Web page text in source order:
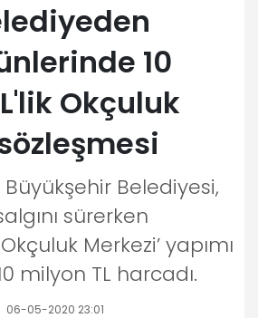
10
Okçuluk
Büyükşehir Belediyesi,
sürerken
Merkezi’ yapımı
milyon TL harcadı.
06-05-2020 23:01